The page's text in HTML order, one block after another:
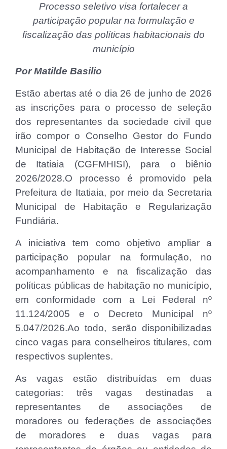
Processo seletivo visa fortalecer a
participação popular na formulação e
fiscalização das políticas habitacionais do
município
Por Matilde Basilio
Estão abertas até o dia 26 de junho de 2026
as inscrições para o processo de seleção
dos representantes da sociedade civil que
irão compor o Conselho Gestor do Fundo
Municipal de Habitação de Interesse Social
de Itatiaia (CGFMHISI), para o biênio
2026/2028.O processo é promovido pela
Prefeitura de Itatiaia, por meio da Secretaria
Municipal de Habitação e Regularização
Fundiária.
A iniciativa tem como objetivo ampliar a
participação popular na formulação, no
acompanhamento e na fiscalização das
políticas públicas de habitação no município,
em conformidade com a Lei Federal nº
11.124/2005 e o Decreto Municipal nº
5.047/2026.Ao todo, serão disponibilizadas
cinco vagas para conselheiros titulares, com
respectivos suplentes.
As vagas estão distribuídas em duas
categorias: três vagas destinadas a
representantes de associações de
moradores ou federações de associações
de moradores e duas vagas para